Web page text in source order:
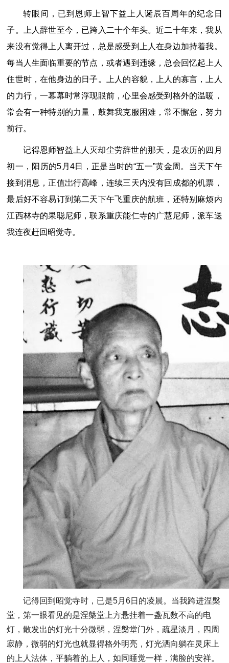
转眼间，已到恩师上智下益上人诞辰百周年的纪念日
子。上人辞世至今，已跨入二十个年头。近二十年来，我从
来没有觉得上人离开过，总是感受到上人在身边加持着我。
每当人生面临重要的节点，或者遇到违缘，总会回忆起上人
住世时，在他身边的日子。上人的容貌，上人的寡言，上人
的力行，一幕幕时常浮现眼前，心里会感受到格外的温暖，
常会有一种特别的力量，鼓舞我克服困难，常不懈怠，努力
前行。
记得恩师智益上人灭却尘劳辞世的那天，是农历的四月
初一，阳历的5月4日，正是当时的“五一”黄金周。当天下午
接到消息，正值岀行高峰，连续三天内没有回成都的机票，
最后好不容易订到第二天下午飞重庆的航班，还特别麻烦内
江西林寺的果聪尼师，联系重庆能仁寺的广慧尼师，派车送
我连夜赶回昭觉寺。
记得回到昭觉寺时，已是5月6日的凌晨。当我跨进涅槃
堂，第一眼看见的是涅槃堂上方悬挂着一盏瓦数不高的电
灯，散发出的灯光十分微弱，涅槃堂门外，疏星淡月，四周
寂静，微弱的灯光也就显得格外明亮，灯光洒向躺在灵床上
的上人法体，平躺着的上人，如同睡觉一样，满脸的安祥。